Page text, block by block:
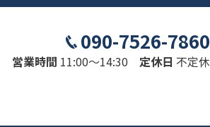
090-7526-7860
営業時間 11:00～14:30 定休日 不定休